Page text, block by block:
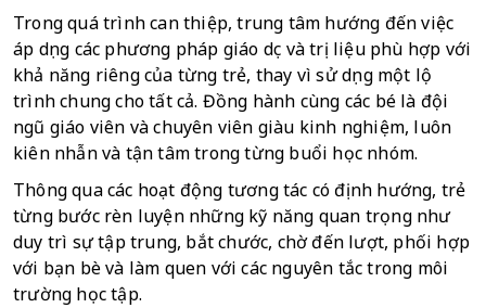
Trong quá trình can thiệp, trung tâm hướng đến việc
áp dụng các phương pháp giáo dục và trị liệu phù hợp với
khả năng riêng của từng trẻ, thay vì sử dụng một lộ
trình chung cho tất cả. Đồng hành cùng các bé là đội
ngũ giáo viên và chuyên viên giàu kinh nghiệm, luôn
kiên nhẫn và tận tâm trong từng buổi học nhóm.
Thông qua các hoạt động tương tác có định hướng, trẻ
từng bước rèn luyện những kỹ năng quan trọng như
duy trì sự tập trung, bắt chước, chờ đến lượt, phối hợp
với bạn bè và làm quen với các nguyên tắc trong môi
trường học tập.